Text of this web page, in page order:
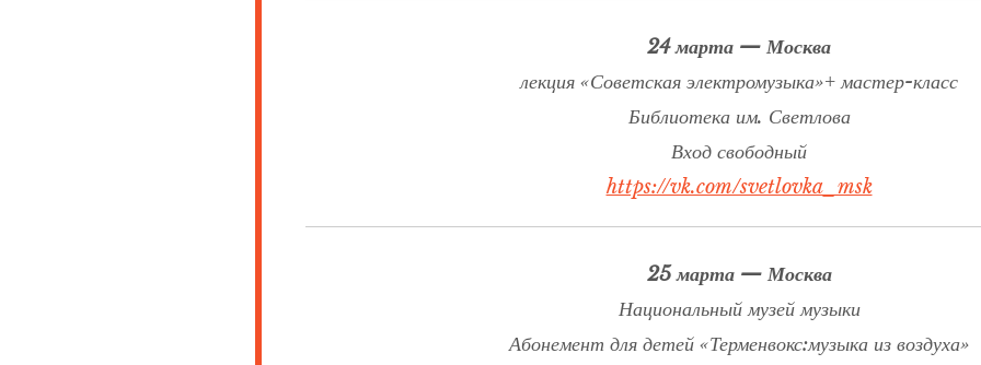
24 марта — Москва
лекция «Советская электромузыка»+ мастер-класс
Библиотека им. Светлова
Вход свободный
https://vk.com/svetlovka_msk
25 марта — Москва
Национальный музей музыки
Абонемент для детей «Терменвокс:музыка из воздуха»